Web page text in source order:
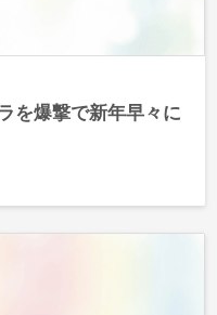
を爆撃で新年早々に